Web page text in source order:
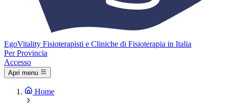
EgoVitality Fisioterapisti e Cliniche di Fisioterapia in Italia
Per Provincia
Accesso
Apri menu
Home